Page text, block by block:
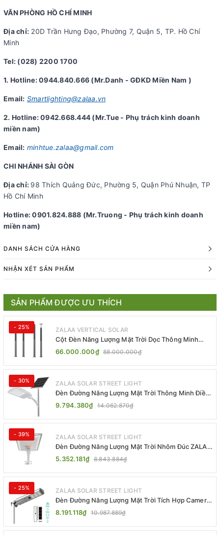
VĂN PHÒNG HỒ CHÍ MINH
Địa chỉ: 20D Trần Hưng Đạo, Phường 7, Quận 5, TP. Hồ Chí
Minh
Tel: (028) 2200 1700
1. Hotline: 0944.840.666 (Mr.Danh - GĐKD Miền Nam )
Email: Smartlighting@zalaa.vn
2. Hotline: 0942.668.444 (Mr.Tue - Phụ trách kinh doanh
miền nam)
Email: minhtue.zalaa@gmail.com
CHI NHÁNH SÀI GÒN
Địa chỉ: 98 Thích Quảng Đức, Phường 5, Quận Phú Nhuận, TP
Hồ Chí Minh
Hotline: 0901.824.888 (Mr.Truong - Phụ trách kinh doanh
miền nam)
DANH SÁCH CỬA HÀNG
NHẬN XÉT SẢN PHẨM
SẢN PHẨM ĐƯỢC ƯU THÍCH
- 25% ZALAA VERTICAL SOLAR
Cột Đèn Năng Lượng Mặt Trời Dọc Thông Minh
ZSR-YYDS-360 | ZALAA Jsc
66.000.000₫ 88.000.000₫
- 30% ZALAA SOLAR STREET LIGHT
Đèn Đường Năng Lượng Mặt Trời Thông Minh Điều
Khiển MPPT ZL-GMX01 ZALAA
9.794.380₫ 14.062.870₫
- 39% ZALAA SOLAR STREET LIGHT
Đèn Đường Năng Lượng Mặt Trời Nhôm Đúc ZALAA
ZL-BWH Cao Cấp IP65
5.352.181₫ 8.843.884₫
- 25% ZALAA SOLAR STREET LIGHT
Đèn Đường Năng Lượng Mặt Trời Tích Hợp Camera
ZALAA ZL-BJ04-CCTV (80W, IP65)
8.191.118₫ 10.987.889₫